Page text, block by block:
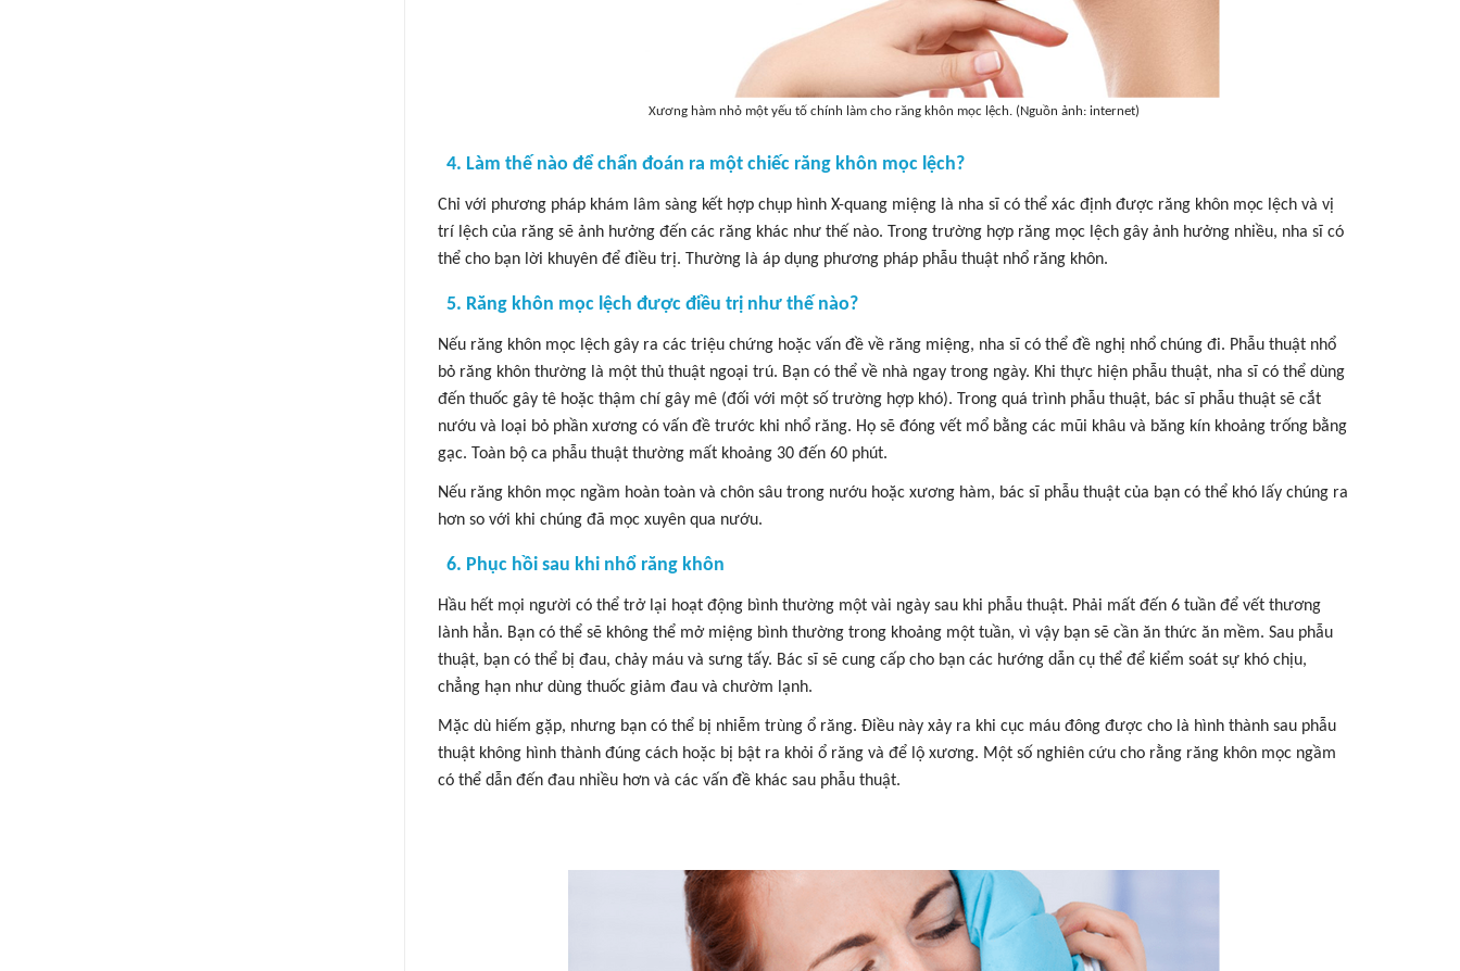
Xương hàm nhỏ một yếu tố chính làm cho răng khôn mọc lệch. (Nguồn ảnh: internet)
4. Làm thế nào để chẩn đoán ra một chiếc răng khôn mọc lệch?
Chỉ với phương pháp khám lâm sàng kết hợp chụp hình X-quang miệng là nha sĩ có thể xác định được răng khôn mọc lệch và vị
trí lệch của răng sẽ ảnh hưởng đến các răng khác như thế nào. Trong trường hợp răng mọc lệch gây ảnh hưởng nhiều, nha sĩ có
thể cho bạn lời khuyên để điều trị. Thường là áp dụng phương pháp phẫu thuật nhổ răng khôn.
5. Răng khôn mọc lệch được điều trị như thế nào?
Nếu răng khôn mọc lệch gây ra các triệu chứng hoặc vấn đề về răng miệng, nha sĩ có thể đề nghị nhổ chúng đi. Phẫu thuật nhổ
bỏ răng khôn thường là một thủ thuật ngoại trú. Bạn có thể về nhà ngay trong ngày. Khi thực hiện phẫu thuật, nha sĩ có thể dùng
đến thuốc gây tê hoặc thậm chí gây mê (đối với một số trường hợp khó). Trong quá trình phẫu thuật, bác sĩ phẫu thuật sẽ cắt
nướu và loại bỏ phần xương có vấn đề trước khi nhổ răng. Họ sẽ đóng vết mổ bằng các mũi khâu và băng kín khoảng trống bằng
gạc. Toàn bộ ca phẫu thuật thường mất khoảng 30 đến 60 phút.
Nếu răng khôn mọc ngầm hoàn toàn và chôn sâu trong nướu hoặc xương hàm, bác sĩ phẫu thuật của bạn có thể khó lấy chúng ra
hơn so với khi chúng đã mọc xuyên qua nướu.
6. Phục hồi sau khi nhổ răng khôn
Hầu hết mọi người có thể trở lại hoạt động bình thường một vài ngày sau khi phẫu thuật. Phải mất đến 6 tuần để vết thương
lành hẳn. Bạn có thể sẽ không thể mở miệng bình thường trong khoảng một tuần, vì vậy bạn sẽ cần ăn thức ăn mềm. Sau phẫu
thuật, bạn có thể bị đau, chảy máu và sưng tấy. Bác sĩ sẽ cung cấp cho bạn các hướng dẫn cụ thể để kiểm soát sự khó chịu,
chẳng hạn như dùng thuốc giảm đau và chườm lạnh.
Mặc dù hiếm gặp, nhưng bạn có thể bị nhiễm trùng ổ răng. Điều này xảy ra khi cục máu đông được cho là hình thành sau phẫu
thuật không hình thành đúng cách hoặc bị bật ra khỏi ổ răng và để lộ xương. Một số nghiên cứu cho rằng răng khôn mọc ngầm
có thể dẫn đến đau nhiều hơn và các vấn đề khác sau phẫu thuật.